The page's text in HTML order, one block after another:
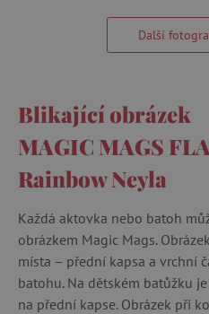
Další
Blikající obrázek
MAGIC MAGS
Rainbow Neyla
Každá aktovka nebo batoh
obrázkem Magic Mags.
místa – přední kapsa a vrchní
batohu. Na dětském batůžku
na přední kapse. Obrázek při